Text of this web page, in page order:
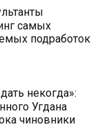
самых
подработок
некогда»:
Угдана
чиновники